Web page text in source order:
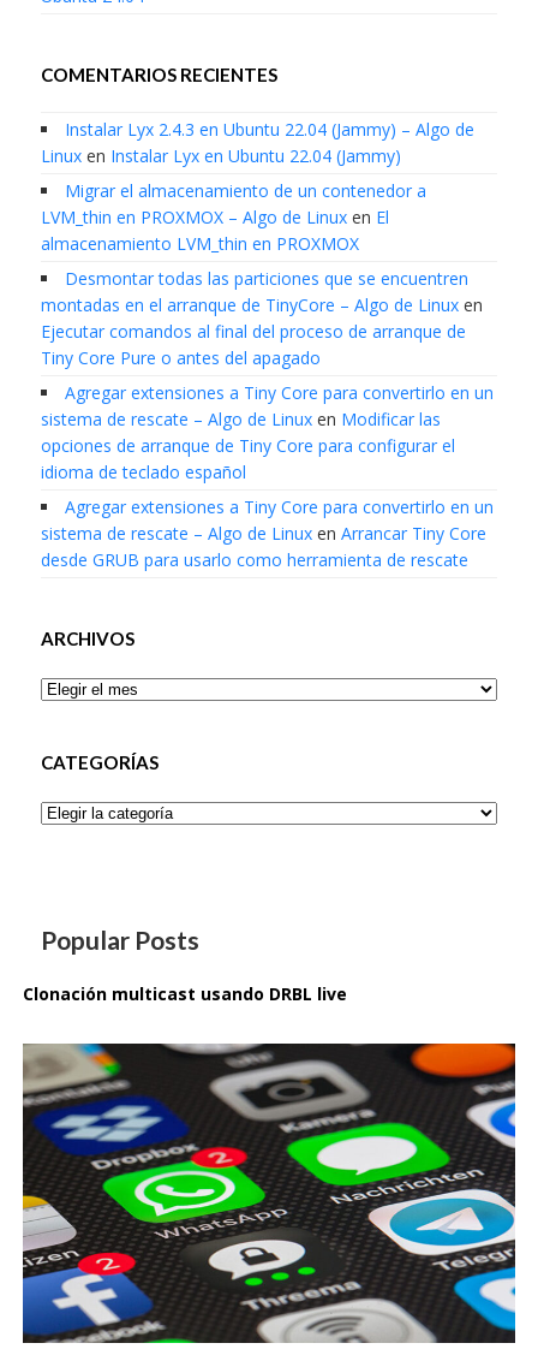
COMENTARIOS RECIENTES
Instalar Lyx 2.4.3 en Ubuntu 22.04 (Jammy) – Algo de
Linuxen Instalar Lyx en Ubuntu 22.04 (Jammy)
Migrar el almacenamiento de un contenedor a
LVM_thin en PROXMOX – Algo de Linuxen El
almacenamiento LVM_thin en PROXMOX
Desmontar todas las particiones que se encuentren
montadas en el arranque de TinyCore – Algo de Linuxen
Ejecutar comandos al final del proceso de arranque de
Tiny Core Pure o antes del apagado
Agregar extensiones a Tiny Core para convertirlo en un
sistema de rescate – Algo de Linuxen Modificar las
opciones de arranque de Tiny Core para configurar el
idioma de teclado español
Agregar extensiones a Tiny Core para convertirlo en un
sistema de rescate – Algo de Linuxen Arrancar Tiny Core
desde GRUB para usarlo como herramienta de rescate
ARCHIVOS
Archivos
CATEGORÍAS
Categorías
Popular Posts
Clonación multicast usando DRBL live